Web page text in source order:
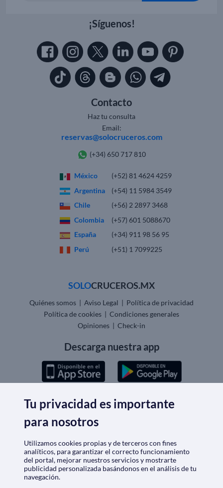
¡Síguenos!
Contacto
Haz tu consulta
Email:
reservas@solocruceros.com
(+34) 650 717 810
México
(+52) 81 4624 4259
Argentina
(+54) 11 5984 3549
Chile
(+56) 2 2897 3468
Colombia
(+57) 601 5088670
España
(+34) 911 98 56 95
Perú
(+51) 1 7099225
SOLOCRUCEROS.MX
Quiénes somos | Aviso Legal | Política de privacidad
Política de cookies | Condiciones generales
Opiniones | Check-in
Descarga nuestra app
Nos acreditan
Tu privacidad es importante
para nosotros
Utilizamos cookies propias y de terceros con fines
analíticos, para garantizar el correcto funcionamiento
del portal, mejorar nuestros servicios y mostrarte
publicidad personalizada basándonos en el análisis de tu
navegación.